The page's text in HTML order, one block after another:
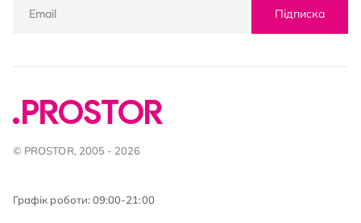
Підписка
© PROSTOR, 2005 - 2026
Графік роботи: 09:00-21:00